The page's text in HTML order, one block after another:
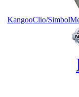
KangooClio/Simbol